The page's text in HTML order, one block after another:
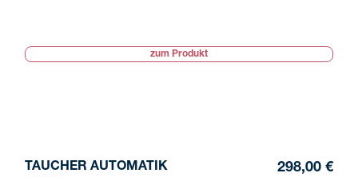
zum Produkt
TAUCHER AUTOMATIK 298,00 €